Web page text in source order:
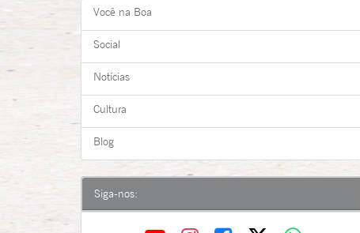
Você na Boa
Social
Notícias
Cultura
Blog
Siga-nos: